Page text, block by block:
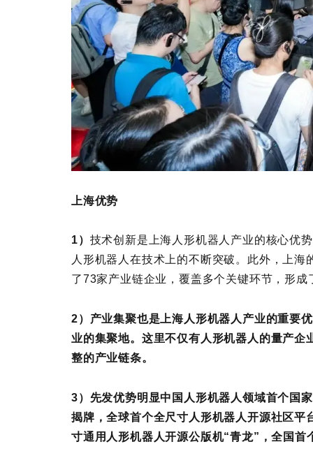
上海优势
1） 技术创新是上海人形机器人产业的核心优
人形机器人在技术上的不断突破。此外，上
了73家产业链企业，覆盖多个关键环节，形
2）产业集聚也是上海人形机器人产业的重要
业的集聚地。这里不仅有人形机器人的量产
整的产业链条。
3）先发优势明显中国人形机器人领域首个国
揭牌，全球首个全尺寸人形机器人开源社区
寸通用人形机器人开源公版机“青龙”，全国